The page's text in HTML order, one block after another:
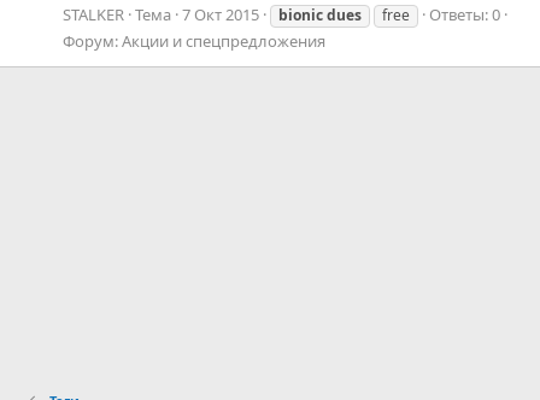
STALKER Тема 7 Окт 2015 bionicdues free
Ответы: 0
Форум:Акции и спецпредложения